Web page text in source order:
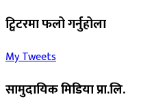
ट्विटरमा फलो गर्नुहोला
My Tweets
सामुदायिक मिडिया प्रा.लि.